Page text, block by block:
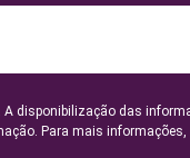
disponibilização das
Para mais informações,